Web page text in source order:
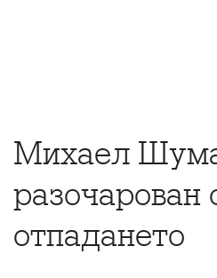
Михаел
разочарован
отпадането